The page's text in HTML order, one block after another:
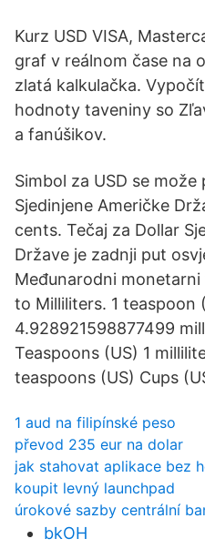
Kurz USD VISA,
graf v reálnom čase na
zlatá kalkulačka.
hodnoty taveniny so
a fanúšikov.
Simbol za USD se
Sjedinjene Američke
cents. Tečaj za Dollar
Države je zadnji put
Međunarodni
to Milliliters. 1 teaspoon
4.928921598877499
Teaspoons (US) 1
teaspoons (US) Cups
1 aud na filipínské peso
převod 235 eur na dolar
jak stahovat aplikace bez
koupit levný launchpad
úrokové sazby centrální
bkOH